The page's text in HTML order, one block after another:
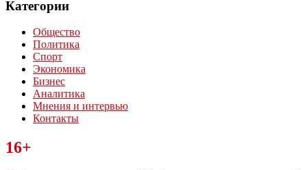
Категории
Общество
Политика
Спорт
Экономика
Бизнес
Аналитика
Мнения и интервью
Контакты
Читайте последние новости дня в Тульской области на сайте
“ЗаНовомосковск”
16+